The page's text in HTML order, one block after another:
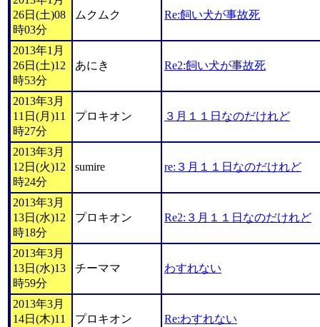
26日(土)08
時03分
ムクムク Re:飼い犬が事故死
2013年1月
26日(土)12
時53分
あにき Re2:飼い犬が事故死
2013年3月
11日(月)11
時27分
プロキオン ３月１１日なのだけれど
2013年3月
12日(火)12
時24分
sumire re:３月１１日なのだけれど
2013年3月
13日(水)12
時18分
プロキオン Re2:３月１１日なのだけれど
2013年3月
13日(水)13
時59分
チーママ わすれない
2013年3月
14日(木)11
プロキオン Re:わすれない